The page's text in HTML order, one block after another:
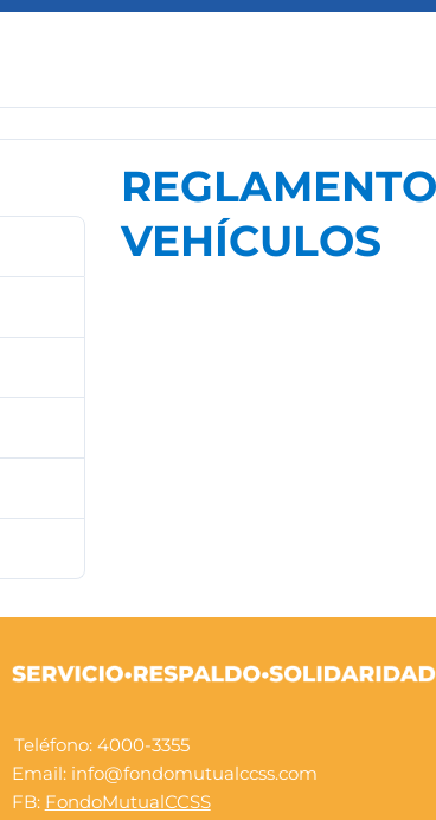
VEHÍCULOS
Teléfono: 4000-3355
Email: info@fondomutualccss.com
FB: FondoMutualCCSS